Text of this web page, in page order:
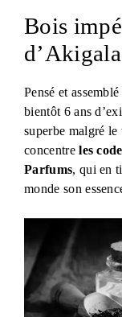
Bois
Pensé et
bientôt 6 ans
superbe malgré
concentreles
Parfums, qui en
monde son